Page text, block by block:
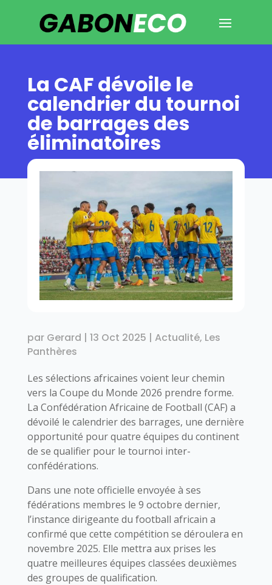
La CAF dévoile le
calendrier du tournoi
de barrages des
éliminatoires
par Gerard | 13 Oct 2025 | Actualité, Les
Panthères
Les sélections africaines voient leur chemin
vers la Coupe du Monde 2026 prendre forme.
La Confédération Africaine de Football (CAF) a
dévoilé le calendrier des barrages, une dernière
opportunité pour quatre équipes du continent
de se qualifier pour le tournoi inter-
confédérations.
Dans une note officielle envoyée à ses
fédérations membres le 9 octobre dernier,
l’instance dirigeante du football africain a
confirmé que cette compétition se déroulera en
novembre 2025. Elle mettra aux prises les
quatre meilleures équipes classées deuxièmes
des groupes de qualification.